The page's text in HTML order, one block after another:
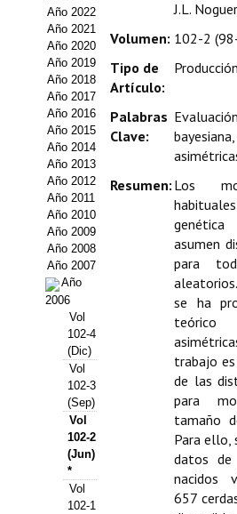
Hacerse socio
Noticias
Galería de Fotos
Web AIDA 2.0
REVISTA ITEA
Presentación ITEA
Equipo Editorial
Leer revista ITEA
Directrices para autores/as
Políticas Editoriales
Propuesta Volumen Especial
Sello Calidad FECYT
Premio Prensa Agraria
Buscador de Artículos
Año 2022
Año 2021
Año 2020
Año 2019
Año 2018
Año 2017
Año 2016
Año 2015
Año 2014
Año 2013
Año 2012
Año 2011
Año 2010
Año 2009
Año 2008
Año 2007
Año
2006
Vol
102-4
(Dic)
Vol
102-3
(Sep)
Vol
102-2
(Jun)
*
Vol
102-1
J.L.
Volumen: 102-2
Tipo de
Artículo:
Palabras
Clave:
Resumen: Los
asumen
para
se ha
teórico
trabajo
de las
para
tamaño
Para ello,
datos de
nacidos
657